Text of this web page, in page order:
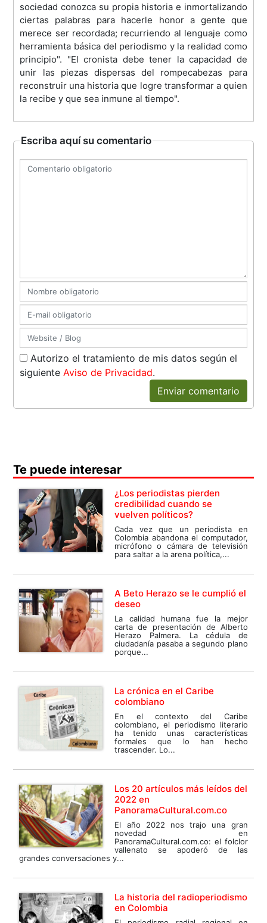
sociedad conozca su propia historia e inmortalizando
ciertas palabras para hacerle honor a gente que
merece ser recordada; recurriendo al lenguaje como
herramienta básica del periodismo y la realidad como
principio". "El cronista debe tener la capacidad de
unir las piezas dispersas del rompecabezas para
reconstruir una historia que logre transformar a quien
la recibe y que sea inmune al tiempo".
Escriba aquí su comentario
Autorizo el tratamiento de mis datos según el
siguiente Aviso de Privacidad.
Enviar comentario
Te puede interesar
¿Los periodistas pierden
credibilidad cuando se
vuelven políticos?
Cada vez que un periodista en
Colombia abandona el computador,
micrófono o cámara de televisión
para saltar a la arena política,...
A Beto Herazo se le cumplió el
deseo
La calidad humana fue la mejor
carta de presentación de Alberto
Herazo Palmera. La cédula de
ciudadanía pasaba a segundo plano
porque...
La crónica en el Caribe
colombiano
En el contexto del Caribe
colombiano, el periodismo literario
ha tenido unas características
formales que lo han hecho
trascender. Lo...
Los 20 artículos más leídos del
2022 en
PanoramaCultural.com.co
El año 2022 nos trajo una gran
novedad en
PanoramaCultural.com.co: el folclor
vallenato se apoderó de las
grandes conversaciones y...
La historia del radioperiodismo
en Colombia